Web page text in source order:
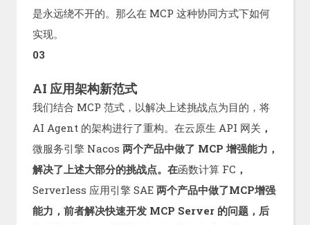
是永远绕不开的。那么在 MCP 这种协同方式下如何
实现。
03
AI 应用架构新范式
我们结合 MCP 范式，以解决上述挑战点为目的，将
AI Agent 的架构进行了重构。在云原生 API 网关 ，
微服务引擎 Nacos 两个产品中做了 MCP 增强能力，
解决了上述大部分的挑战点。在函数计算 FC ，
Serverless 应用引擎 SAE 两个产品中做了MCP增强
能力，前者解决快速开发 MCP Server 的问题，后